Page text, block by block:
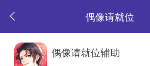
偶像请就位
返 偶像请就位辅助